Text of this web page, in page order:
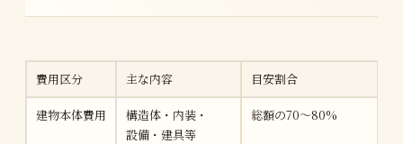
費用区分 主な内容 目安割合
建物本体費用
構造体・内装・
設備・建具等
総額の70〜80%